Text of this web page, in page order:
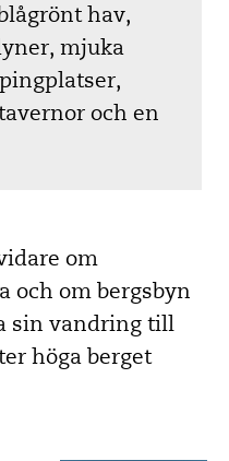
hav,
mjuka
och en
om
och om bergsbyn
sin vandring till
höga berget